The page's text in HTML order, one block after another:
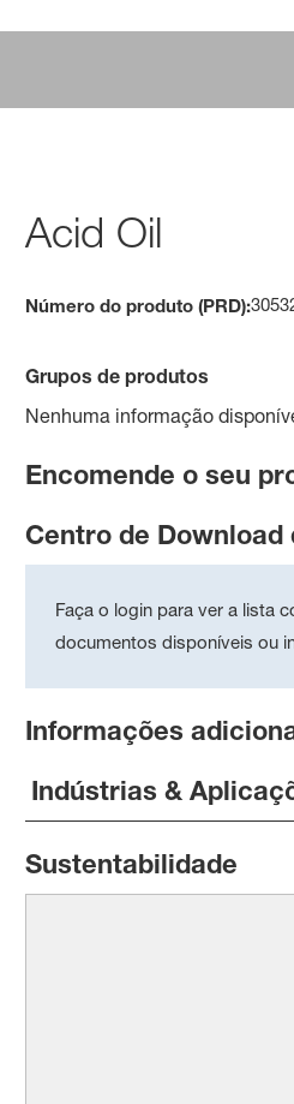
Acid Oil
Número do produto (PRD):
Grupos de produtos
Nenhuma informação
Encomende o seu
Centro de Download
Faça o login para ver a lista
documentos disponíveis ou
Informações
Indústrias &
Sustentabilidade